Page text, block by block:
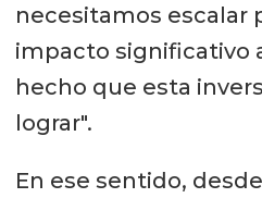
necesitamos escalar
impacto significativo
hecho que esta
lograr".
En ese sentido,